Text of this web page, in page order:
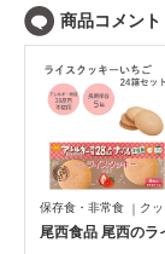
全ての記事を見る
NEWS
PR